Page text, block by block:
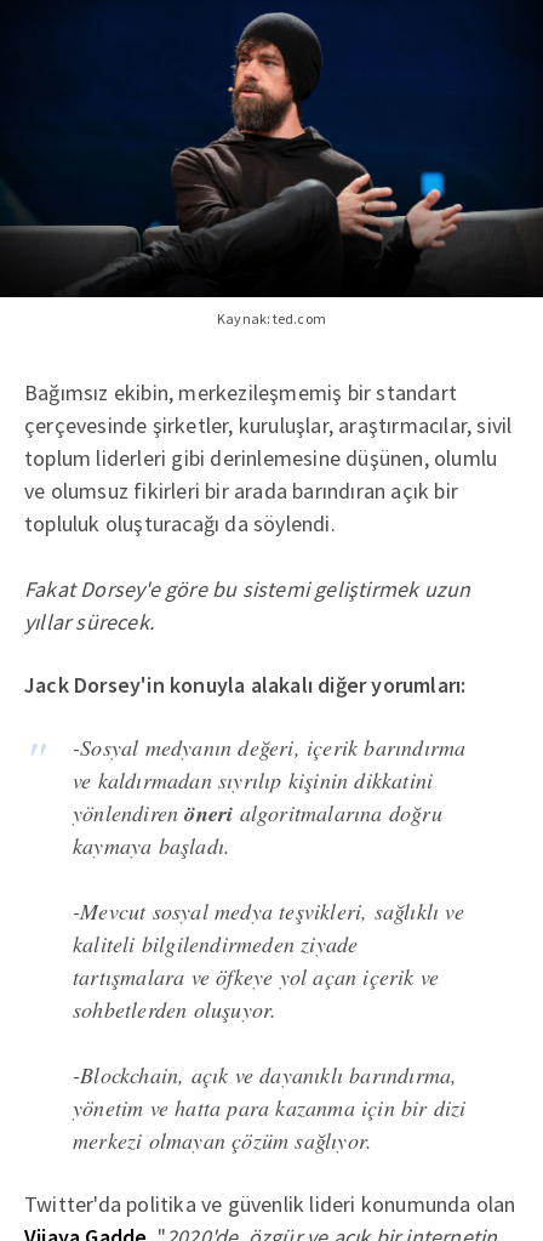
Kaynak: ted.com
Bağımsız ekibin, merkezileşmemiş bir standart
çerçevesinde şirketler, kuruluşlar, araştırmacılar, sivil
toplum liderleri gibi derinlemesine düşünen, olumlu
ve olumsuz fikirleri bir arada barındıran açık bir
topluluk oluşturacağı da söylendi.
Fakat Dorsey'e göre bu sistemi geliştirmek uzun
yıllar sürecek.
Jack Dorsey'in konuyla alakalı diğer yorumları:
-Sosyal medyanın değeri, içerik barındırma
ve kaldırmadan sıyrılıp kişinin dikkatini
yönlendirenöneri algoritmalarına doğru
kaymaya başladı.
-Mevcut sosyal medya teşvikleri, sağlıklı ve
kaliteli bilgilendirmeden ziyade
tartışmalara ve öfkeye yol açan içerik ve
sohbetlerden oluşuyor.
-Blockchain, açık ve dayanıklı barındırma,
yönetim ve hatta para kazanma için bir dizi
merkezi olmayan çözüm sağlıyor.
Twitter'da politika ve güvenlik lideri konumunda olan